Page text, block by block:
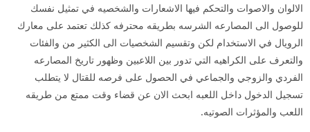
الالوان والاصوات والتحكم فيها الاشعارات والشخصيه في تمثيل نفسك
للوصول الى المصارعه الشرسه بطريقه محترفه كذلك تعتمد على معارك
الرويال في الاستخدام لكن وتقسيم الشخصيات الى الكثير من والفئات
والتعرف على الكراهيه التي تدور بين اللاعبين وظهور تاريخ المصارعه
الفردي والزوجي والجماعي في الحصول على فرصه للقتال لا يتطلب
تسجيل الدخول داخل اللعبه ابحث الان عن قضاء وقت ممتع من طريقه
اللعب والمؤثرات الصوتيه.